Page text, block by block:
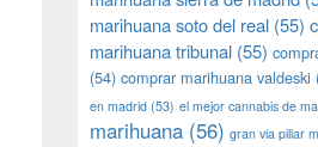
marihuana soto del real (55)
marihuana tribunal (55)
(54) comprar marihuana valdeski
en madrid (53) el mejor cannabis de
marihuana (56) gran via pillar